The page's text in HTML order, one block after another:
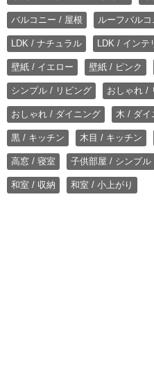
バルコニー / 屋根 ルーフバルコ
LDK / ナチュラル LDK / インテ
壁紙 / イエロー 壁紙 / ピンク
シンプル / リビング おしゃれ /
おしゃれ / ダイニング 木 / ダイ
黒 / キッチン 木目 / キッチン
高窓 / 寝室 子供部屋 / シンプル
和室 / 収納 和室 / 小上がり